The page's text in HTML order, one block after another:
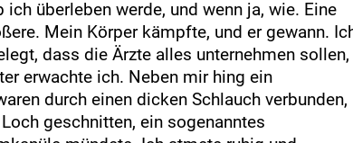
überleben werde, und wenn ja, wie. Eine
Mein Körper kämpfte, und er gewann.
dass die Ärzte alles unternehmen sollen,
erwachte ich. Neben mir hing ein
durch einen dicken Schlauch verbunden,
geschnitten, ein sogenanntes